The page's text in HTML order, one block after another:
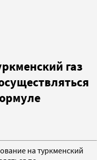
газ
на туркменский